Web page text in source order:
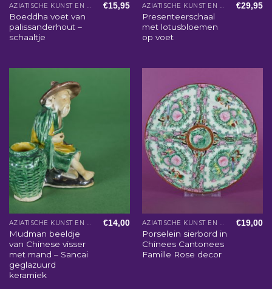
AZIATISCHE KUNST EN WOONACCESSOIRES
Boeddha voet van
palissanderhout –
schaaltje
€15,95 AZIATISCHE KUNST EN WOONACCESSOIRES
Presenteerschaal
met lotusbloemen
op voet
€29,95
AZIATISCHE KUNST EN WOONACCESSOIRES
Mudman beeldje
van Chinese visser
met mand – Sancai
geglazuurd
keramiek
€14,00 AZIATISCHE KUNST EN WOONACCESSOIRES
Porselein sierbord in
Chinees Cantonees
Famille Rose decor
€19,00